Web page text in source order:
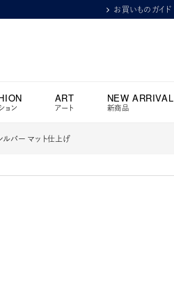
お買いものガイド
ョン
ART
アート
NEW ARRIVAL
新商品
バー マット仕上げ